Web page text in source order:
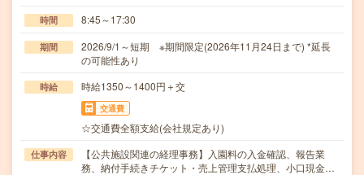
時間 8:45～17:30
期間
2026/9/1～短期 ※期間限定(2026年11月24日まで) *延長
の可能性あり
時給 時給1350～1400円＋交
交通費
☆交通費全額支給(会社規定あり)
仕事内容
【公共施設関連の経理事務】入園料の入金確認、報告業
務、納付手続きチケット・売上管理支払処理、小口現金…